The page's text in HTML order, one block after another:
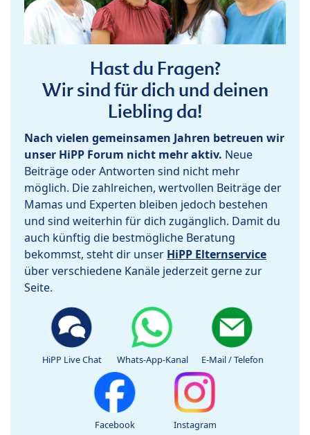
Hast du Fragen?
Wir sind für dich und deinen
Liebling da!
Nach vielen gemeinsamen Jahren betreuen wir
unser HiPP Forum nicht mehr aktiv. Neue
Beiträge oder Antworten sind nicht mehr
möglich. Die zahlreichen, wertvollen Beiträge der
Mamas und Experten bleiben jedoch bestehen
und sind weiterhin für dich zugänglich. Damit du
auch künftig die bestmögliche Beratung
bekommst, steht dir unser HiPP Elternservice
über verschiedene Kanäle jederzeit gerne zur
Seite.
HiPP Live Chat Whats-App-Kanal E-Mail / Telefon
Facebook Instagram